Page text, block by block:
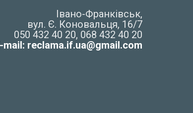
Івано-Франківськ,
вул. Є. Коновальця, 16/7
050 432 40 20, 068 432 40 20
mail: reclama.if.ua@gmail.com